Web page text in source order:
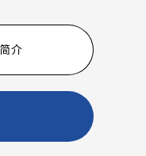
介